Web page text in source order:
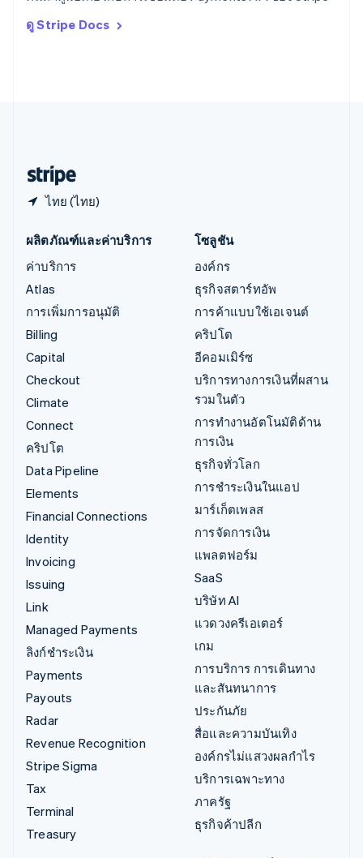
ดู Stripe Docs
ไทย (ไทย)
ItalianoEnglish
ผลิตภัณฑ์และค่าบริการ
ค่าบริการ
Atlas
การเพิ่มการอนุมัติ
Billing
Capital
Checkout
Climate
Connect
คริปโต
Data Pipeline
Elements
Financial Connections
Identity
Invoicing
Issuing
Link
Managed Payments
ลิงก์ชำระเงิน
Payments
Payouts
Radar
Revenue Recognition
Stripe Sigma
Tax
Terminal
Treasury
โซลูชัน
องค์กร
ธุรกิจสตาร์ทอัพ
การค้าแบบใช้เอเจนต์
คริปโต
อีคอมเมิร์ซ
บริการทางการเงินที่ผสาน
รวมในตัว
การทำงานอัตโนมัติด้าน
การเงิน
ธุรกิจทั่วโลก
การชำระเงินในแอป
มาร์เก็ตเพลส
การจัดการเงิน
แพลตฟอร์ม
SaaS
บริษัท AI
แวดวงครีเอเตอร์
เกม
การบริการ การเดินทาง
และสันทนาการ
ประกันภัย
สื่อและความบันเทิง
องค์กรไม่แสวงผลกำไร
บริการเฉพาะทาง
ภาครัฐ
ธุรกิจค้าปลีก